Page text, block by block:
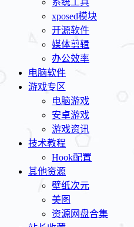
xposed模块
开源软件
媒体剪辑
办公效率
电脑软件
游戏专区
电脑游戏
安卓游戏
游戏资讯
技术教程
Hook配置
其他资源
壁纸次元
美图
资源网盘合集